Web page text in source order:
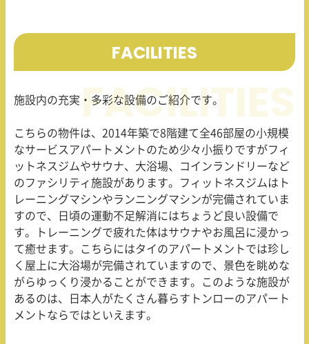
FACILITIES
施設内の充実・多彩な設備のご紹介です。
こちらの物件は、 2014年築で8 階建て全46部屋の小規模
なサービスアパートメントのため少々小振りですがフィ
ットネスジムやサウナ、大浴場、コインランドリーなど
のファシリティ施設があります。フィットネスジムはト
レーニングマシンやランニングマシンが完備されていま
すので、日頃の運動不足解消にはちょうど良い設備で
す。トレーニングで疲れた体はサウナやお風呂に浸かっ
て癒せます。こちらにはタイのアパートメントでは珍し
く屋上に大浴場が完備されていますので、景色を眺めな
がらゆっくり浸かることができます。このような施設が
あるのは、日本人がたくさん暮らすトンローのアパート
メントならではといえます。